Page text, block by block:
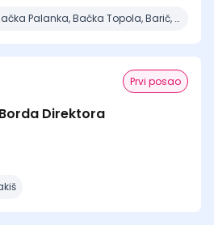
Bačka Palanka, Bačka Topola, Barič, Beograd, Čajetina + 15 mesta
Prvi posao
Direktora